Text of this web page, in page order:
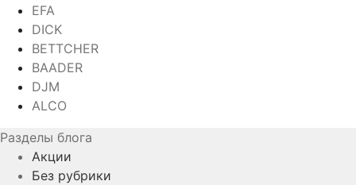
EFA
DICK
BETTCHER
BAADER
DJM
ALCO
Разделы блога
Акции
Без рубрики